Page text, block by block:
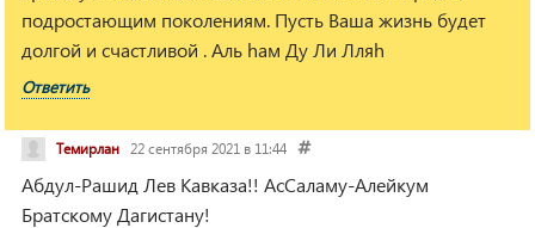
подростающим поколениям. Пусть Ваша жизнь будет
долгой и счастливой . Аль hам Ду Ли Лляh
Ответить
Темирлан 22 сентября 2021 в 11:44
Абдул-Рашид Лев Кавказа!! АсСаламу-Алейкум
Братскому Дагистану!